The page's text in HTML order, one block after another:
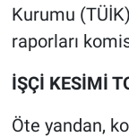
Kurumu
raporları
İŞÇİ KESİMİ
Öte yandan,